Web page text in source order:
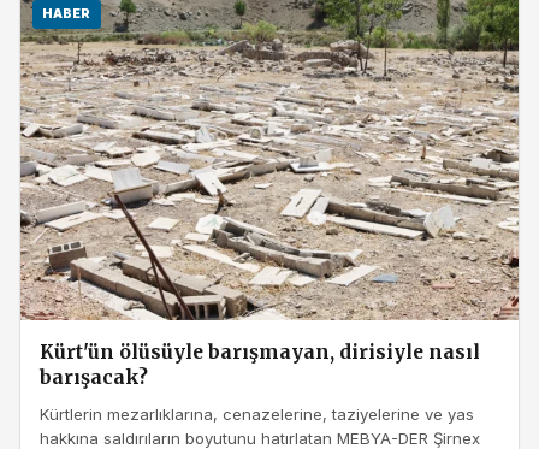
HABER
Kürt'ün ölüsüyle barışmayan, dirisiyle nasıl
barışacak?
Kürtlerin mezarlıklarına, cenazelerine, taziyelerine ve yas
hakkına saldırıların boyutunu hatırlatan MEBYA-DER Şirnex